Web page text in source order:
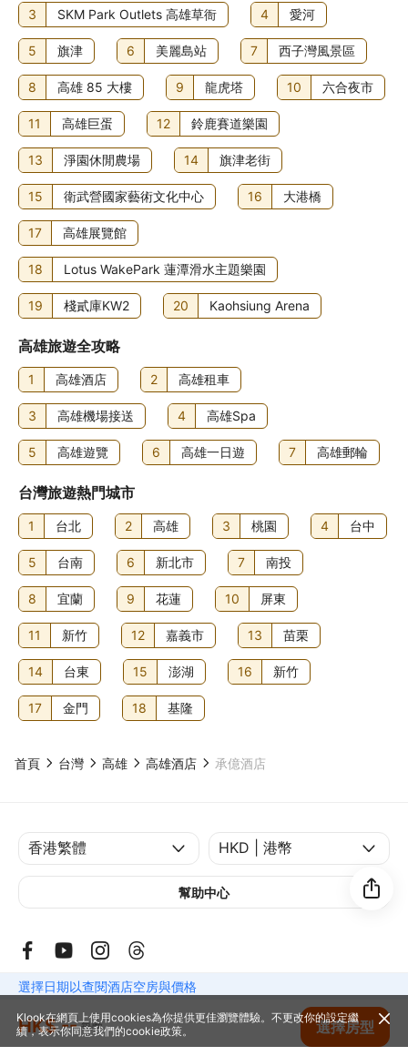
選擇日期以查閱酒店空房與價格
HK$ -- 每晚 選擇房型
查看空房
段)。店內的咖啡店/咖啡室亦有小食供應。不妨到店內的池畔
酒吧點杯心愛飲品，盡情解渴！住宿每日 07:00 至 13:00 供
應自助早餐，費用另計。
3 SKM Park Outlets 高雄草衙 4 愛河
5 旗津 6 美麗島站 7 西子灣風景區
8 高雄 85 大樓 9 龍虎塔 10 六合夜市
11 高雄巨蛋 12 鈴鹿賽道樂園
13 淨園休閒農場 14 旗津老街
15 衛武營國家藝術文化中心 16 大港橋
17 高雄展覽館
18 Lotus WakePark 蓮潭滑水主題樂園
19 棧貳庫KW2 20 Kaohsiung Arena
高雄旅遊全攻略
1 高雄酒店 2 高雄租車
3 高雄機場接送 4 高雄Spa
5 高雄遊覽 6 高雄一日遊 7 高雄郵輪
台灣旅遊熱門城市
1 台北 2 高雄 3 桃園 4 台中
5 台南 6 新北市 7 南投
8 宜蘭 9 花蓮 10 屏東
11 新竹 12 嘉義市 13 苗栗
14 台東 15 澎湖 16 新竹
17 金門 18 基隆
首頁 台灣 高雄 高雄酒店 承億酒店
幫助中心
© 2014-2026Klook. All Rights Reserved. 旅行代理商牌照: 354005
Klook在網頁上使用cookies為你提供更佳瀏覽體驗。不更改你的設定繼
續，表示你同意我們的cookie政策。